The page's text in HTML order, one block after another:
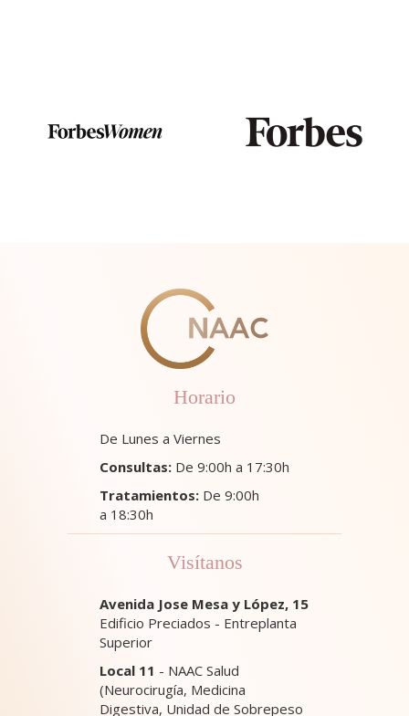
Horario
De Lunes a Viernes
Consultas: De 9:00h a 17:30h
Tratamientos: De 9:00h
a 18:30h
Visítanos
Avenida Jose Mesa y López, 15
Edificio Preciados - Entreplanta
Superior
Local 11 - NAAC Salud
(Neurocirugía, Medicina
Digestiva, Unidad de Sobrepeso